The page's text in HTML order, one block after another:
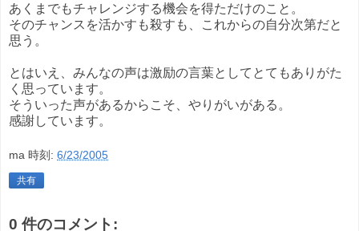
あくまでもチャレンジする機会を得ただけのこと。
そのチャンスを活かすも殺すも、これからの自分次第だと
思う。
とはいえ、みんなの声は激励の言葉としてとてもありがた
く思っています。
そういった声があるからこそ、やりがいがある。
感謝しています。
ma 時刻: 6/23/2005
共有
0 件のコメント: